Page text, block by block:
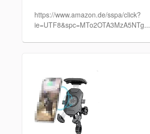
https://www.amazon.de/sspa/click?
ie=UTF8&spc=MTo2OTA3MzA5NTg...